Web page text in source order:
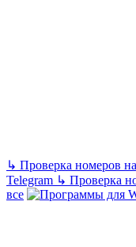
↳ Проверка номеров
Telegram ↳ Проверка
все